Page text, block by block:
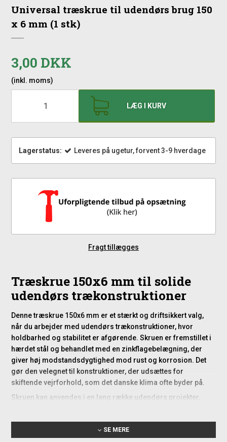
Universal træskrue til udendørs brug 150
x 6 mm (1 stk)
3,00 DKK
(inkl. moms)
LÆG I KURV
Lagerstatus: Leveres på ugetur, forvent 3-9 hverdage
Fragt tillægges
Træskrue 150x6 mm til solide
udendørs trækonstruktioner
Denne træskrue 150x6 mm er et stærkt og driftsikkert valg,
når du arbejder med udendørs trækonstruktioner, hvor
holdbarhed og stabilitet er afgørende. Skruen er fremstillet i
hærdet stål og behandlet med en zinkflagebelægning, der
giver høj modstandsdygtighed mod rust og korrosion. Det
gør den velegnet til konstruktioner, der udsættes for
skiftende vejrforhold, som det danske klima ofte byder på.
Skruen kan anvendes i en lang række udendørs projekter,
kombination af styrke og vejrbestandighed er den et praktisk
SE MERE